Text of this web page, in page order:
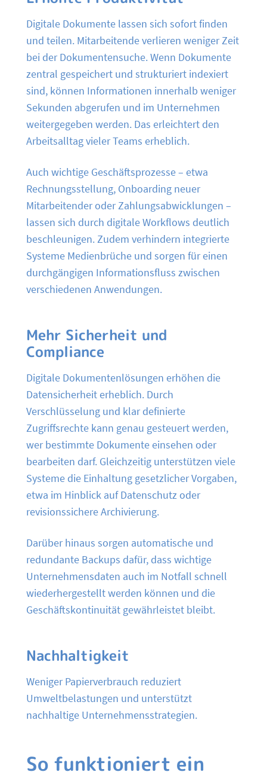
Digitale Dokumente lassen sich sofort finden
und teilen. Mitarbeitende verlieren weniger Zeit
bei der Dokumentensuche. Wenn Dokumente
zentral gespeichert und strukturiert indexiert
sind, können Informationen innerhalb weniger
Sekunden abgerufen und im Unternehmen
weitergegeben werden. Das erleichtert den
Arbeitsalltag vieler Teams erheblich.
Auch wichtige Geschäftsprozesse – etwa
Rechnungsstellung, Onboarding neuer
Mitarbeitender oder Zahlungsabwicklungen –
lassen sich durch digitale Workflows deutlich
beschleunigen. Zudem verhindern integrierte
Systeme Medienbrüche und sorgen für einen
durchgängigen Informationsfluss zwischen
verschiedenen Anwendungen.
Mehr Sicherheit und
Compliance
Digitale Dokumentenlösungen erhöhen die
Datensicherheit erheblich. Durch
Verschlüsselung und klar definierte
Zugriffsrechte kann genau gesteuert werden,
wer bestimmte Dokumente einsehen oder
bearbeiten darf. Gleichzeitig unterstützen viele
Systeme die Einhaltung gesetzlicher Vorgaben,
etwa im Hinblick auf Datenschutz oder
revisionssichere Archivierung.
Darüber hinaus sorgen automatische und
redundante Backups dafür, dass wichtige
Unternehmensdaten auch im Notfall schnell
wiederhergestellt werden können und die
Geschäftskontinuität gewährleistet bleibt.
Nachhaltigkeit
Weniger Papierverbrauch reduziert
Umweltbelastungen und unterstützt
nachhaltige Unternehmensstrategien.
So funktioniert ein